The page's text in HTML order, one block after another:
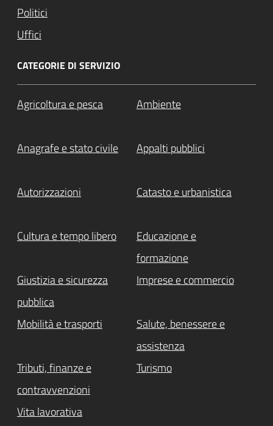
Politici
Uffici
CATEGORIE DI SERVIZIO
Agricoltura e pesca Ambiente
Anagrafe e stato civile Appalti pubblici
Autorizzazioni Catasto e urbanistica
Cultura e tempo libero
Educazione e
formazione
Giustizia e sicurezza
pubblica
Imprese e commercio
Mobilità e trasporti
Salute, benessere e
assistenza
Tributi, finanze e
contravvenzioni
Turismo
Vita lavorativa